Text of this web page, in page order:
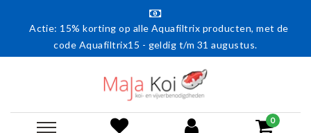
Actie: 15% korting op alle Aquafiltrix producten, met de
code Aquafiltrix15 - geldig t/m 31 augustus.
0